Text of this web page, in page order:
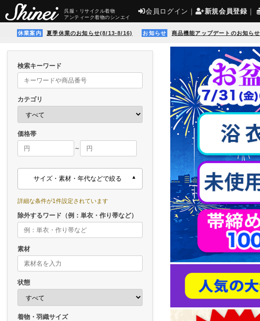
呉服・リサイクル着物
アンティーク着物のシンエイ
会員ログイン ｜ 新規会員登録 ｜
休業案内 夏季休業のお知らせ(8/13-8/16) お知らせ 商品機能アップデートのお知らせ
検索キーワード
カテゴリ
価格帯
～
サイズ・素材・年代などで絞る
詳細な条件が1件設定されています
除外するワード（例：単衣・作り帯など）
素材
状態
着物・羽織サイズ